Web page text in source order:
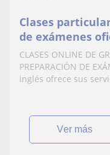
Clases
de exámenes
CLASES ONLINE DE
PREPARACIÓN DE
inglés ofrece sus
ver más